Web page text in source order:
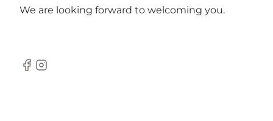
We are looking forward to welcoming you.
Facebook
Instagram